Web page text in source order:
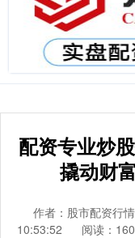
配资专业炒
撬动财
作者：股市配资行情
10:53:52
阅读：160